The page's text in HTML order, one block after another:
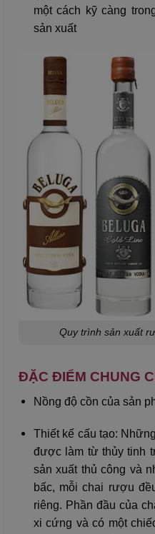
một cách kỹ càng
sản xuất
Quy trình sản xuất
ĐẶC ĐIỂM CHUNG
Nồng độ cồn của sản
Thiết kế cấu tạo:
được làm từ thủy tinh
sản xuất thủ công và
bấc, mỗi chai rượu
riêng. Phần đầu của
xi cứng và có một